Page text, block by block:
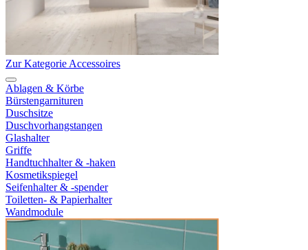
Zur Kategorie Accessoires
Ablagen & Körbe
Bürstengarnituren
Duschsitze
Duschvorhangstangen
Glashalter
Griffe
Handtuchhalter & -haken
Kosmetikspiegel
Seifenhalter & -spender
Toiletten- & Papierhalter
Wandmodule